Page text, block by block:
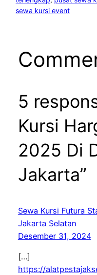
sewa kursi event
5
Kursi
2025 Di
Jakarta”
Sewa Kursi Futura
Jakarta Selatan
Desember 31, 2024
[…]
https://